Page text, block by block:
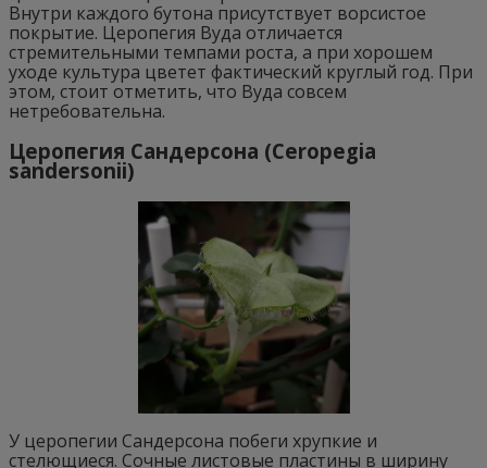
Внутри каждого бутона присутствует ворсистое
покрытие. Церопегия Вуда отличается
стремительными темпами роста, а при хорошем
уходе культура цветет фактический круглый год. При
этом, стоит отметить, что Вуда совсем
нетребовательна.
Церопегия Сандерсона (Ceropegia
sandersonii)
У церопегии Сандерсона побеги хрупкие и
стелющиеся. Сочные листовые пластины в ширину